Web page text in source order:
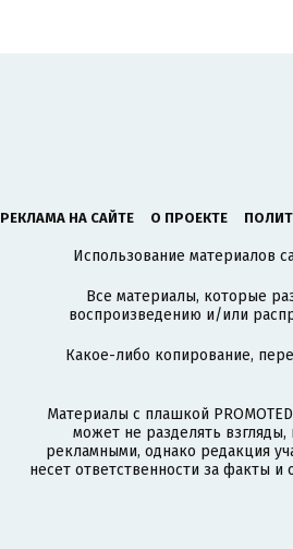
РЕКЛАМА НА САЙТЕ О ПРОЕКТЕ
Использование материалов
Все материалы, которые
воспроизведению и/или
Какое-либо копирование,
Материалы с плашкой
может не разделять
рекламными, однако редакция
несет ответственности за факты